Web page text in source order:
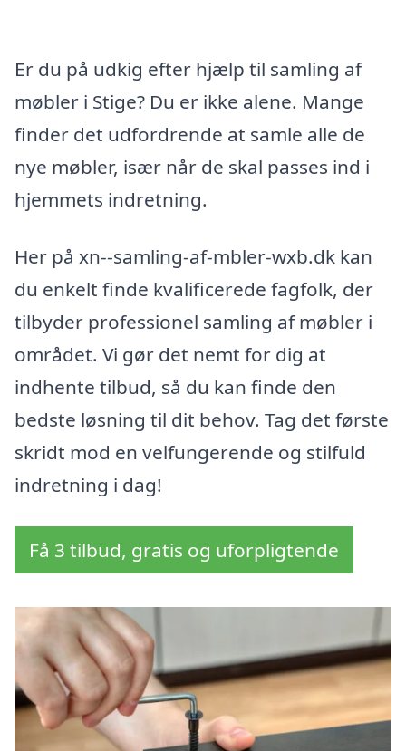
Er du på udkig efter hjælp til samling af
møbler i Stige? Du er ikke alene. Mange
finder det udfordrende at samle alle de
nye møbler, især når de skal passes ind i
hjemmets indretning.
Her på xn--samling-af-mbler-wxb.dk kan
du enkelt finde kvalificerede fagfolk, der
tilbyder professionel samling af møbler i
området. Vi gør det nemt for dig at
indhente tilbud, så du kan finde den
bedste løsning til dit behov. Tag det første
skridt mod en velfungerende og stilfuld
indretning i dag!
Få 3 tilbud, gratis og uforpligtende